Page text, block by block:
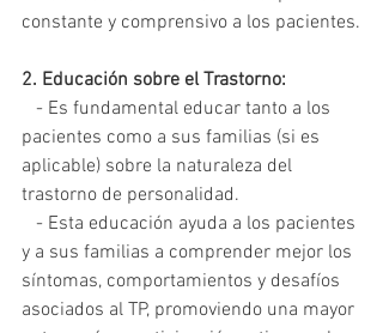
constante y comprensivo a los pacientes.
2. Educación sobre el Trastorno:
pacientes como a sus familias (si es
aplicable) sobre la naturaleza del
trastorno de personalidad.
y a sus familias a comprender mejor los
síntomas, comportamientos y desafíos
asociados al TP, promoviendo una mayor